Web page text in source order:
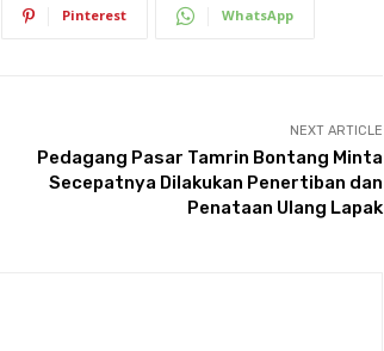
Pinterest WhatsApp
NEXT ARTICLE
Pedagang Pasar Tamrin Bontang Minta
Secepatnya Dilakukan Penertiban dan
Penataan Ulang Lapak